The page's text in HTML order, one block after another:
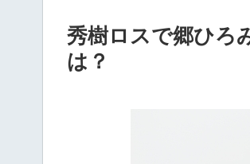
秀樹ロスで郷ひろ
は？